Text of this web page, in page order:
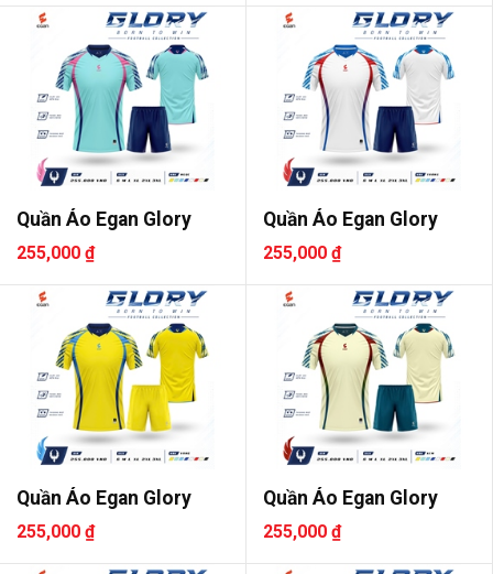
Quần Áo Egan Glory
255,000 ₫
Quần Áo Egan Glory
255,000 ₫
Quần Áo Egan Glory
255,000 ₫
Quần Áo Egan Glory
255,000 ₫